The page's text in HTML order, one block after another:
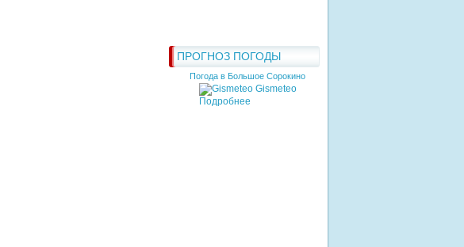
ПРОГНОЗ ПОГОДЫ
Погода в Большое Сорокино
Gismeteo
Подробнее